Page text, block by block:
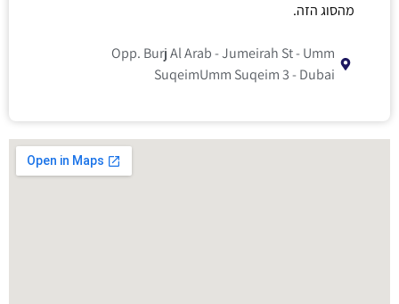
מהסוג הזה.
Opp. Burj Al Arab - Jumeirah St - Umm
SuqeimUmm Suqeim 3 - Dubai